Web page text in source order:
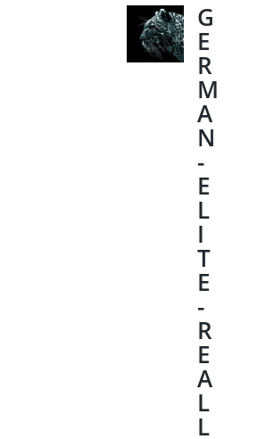
G
E
R
M
A
N
-
E
L
I
T
E
-
R
E
A
L
L